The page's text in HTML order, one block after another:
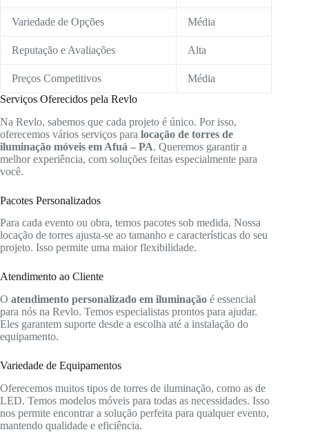
Variedade de Opções Média
Reputação e Avaliações Alta
Preços Competitivos
Média
Serviços Oferecidos pela Revlo
Na Revlo, sabemos que cada projeto é único. Por isso,
oferecemos vários serviços para locação de torres de
iluminação móveis em Afuá – PA. Queremos garantir a
melhor experiência, com soluções feitas especialmente para
você.
Pacotes Personalizados
Para cada evento ou obra, temos pacotes sob medida. Nossa
locação de torres ajusta-se ao tamanho e características do seu
projeto. Isso permite uma maior flexibilidade.
Atendimento ao Cliente
O atendimento personalizado em iluminação é essencial
para nós na Revlo. Temos especialistas prontos para ajudar.
Eles garantem suporte desde a escolha até a instalação do
equipamento.
Variedade de Equipamentos
Oferecemos muitos tipos de torres de iluminação, como as de
LED. Temos modelos móveis para todas as necessidades. Isso
nos permite encontrar a solução perfeita para qualquer evento,
mantendo qualidade e eficiência.